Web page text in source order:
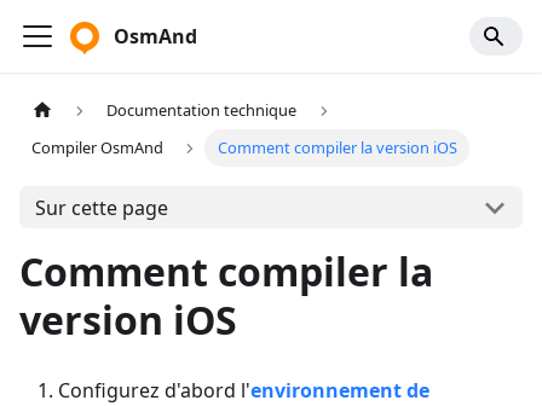
OsmAnd
Documentation technique
Compiler OsmAnd
Comment compiler la version iOS
Sur cette page
Comment compiler la
version iOS
Configurez d'abord l'environnement de